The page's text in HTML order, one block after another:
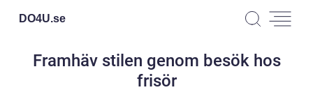
DO4U.se
Framhäv stilen genom besök hos
frisör